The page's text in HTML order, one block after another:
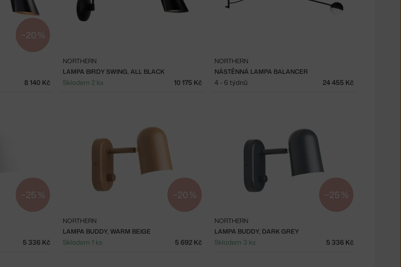
−20 %
8 140 Kč
LAMPA BIRDY SWING, ALL BLACK
NORTHERN
Skladem 2 ks 10 175 Kč
NÁSTĚNNÁ LAMPA BALANCER
NORTHERN
4 - 6 týdnů 24 455 Kč
−25 %
5 336 Kč
−20 %
LAMPA BUDDY, WARM BEIGE
NORTHERN
Skladem 1 ks 5 692 Kč
−25 %
LAMPA BUDDY, DARK GREY
NORTHERN
Skladem 3 ks 5 336 Kč